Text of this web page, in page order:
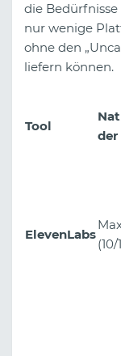
die
nur wenige
ohne den
liefern können.
Tool
ElevenLabs
(10/